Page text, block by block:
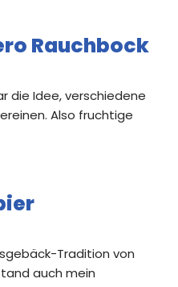
Rauchbock
die Idee, verschiedene
Also fruchtige
Tradition von
auch mein